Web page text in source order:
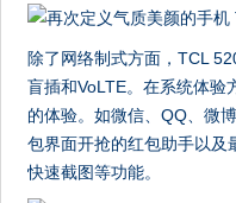
除了网络制式方面，TCL
盲插和VoLTE。在系统体验
的体验。如微信、QQ、微
包界面开抢的红包助手以及
快速截图等功能。